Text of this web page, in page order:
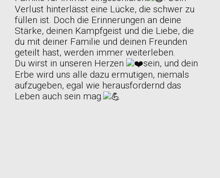
Verlust hinterlässt eine Lücke, die schwer zu
füllen ist. Doch die Erinnerungen an deine
Stärke, deinen Kampfgeist und die Liebe, die
du mit deiner Familie und deinen Freunden
geteilt hast, werden immer weiterleben.
Du wirst in unseren Herzen
sein, und dein
Erbe wird uns alle dazu ermutigen, niemals
aufzugeben, egal wie herausfordernd das
Leben auch sein mag.